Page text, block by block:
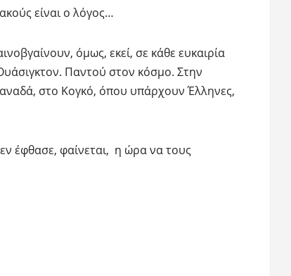
είναι ο λόγος…
όμως, εκεί, σε κάθε ευκαιρία
Παντού στον κόσμο. Στην
στο Κογκό, όπου υπάρχουν Έλληνες,
έφθασε, φαίνεται, η ώρα να τους